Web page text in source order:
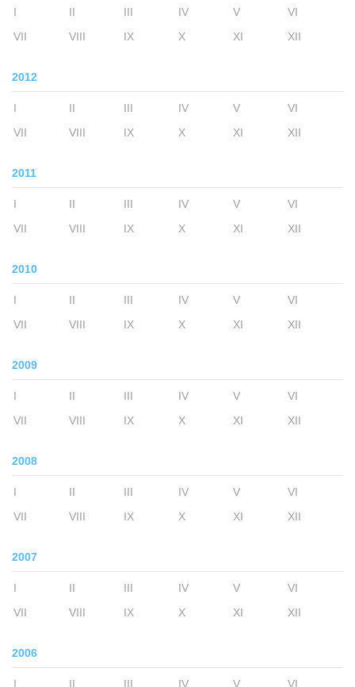
I II III IV V
VI
VII
VIII IX X XI XII
2012
I II III IV V
VI
VII
VIII IX X XI XII
2011
I II III IV V
VI
VII
VIII IX X XI XII
2010
I II III IV V
VI
VII
VIII IX X XI XII
2009
I II III IV V
VI
VII
VIII IX X XI XII
2008
I II III IV V
VI
VII
VIII IX X XI XII
2007
I II III IV V
VI
VII
VIII IX X XI XII
2006
I II III IV V
VI